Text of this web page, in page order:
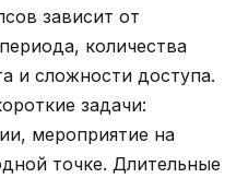
зависит от
количества
и сложности доступа.
задачи:
мероприятие на
точке. Длительные